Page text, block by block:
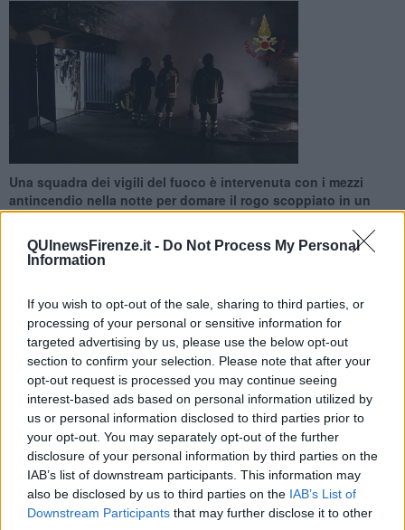
QUInewsFirenze.it - Do Not Process My Personal
Information
If you wish to opt-out of the sale, sharing to third parties, or
processing of your personal or sensitive information for
targeted advertising by us, please use the below opt-out
section to confirm your selection. Please note that after your
opt-out request is processed you may continue seeing
interest-based ads based on personal information utilized by
us or personal information disclosed to third parties prior to
your opt-out. You may separately opt-out of the further
disclosure of your personal information by third parties on the
IAB’s list of downstream participants. This information may
also be disclosed by us to third parties on the IAB’s List of
Downstream Participants that may further disclose it to other
Una squadra dei vigili del fuoco è intervenuta con i mezzi
antincendio nella notte per domare il rogo scoppiato in un
box auto
CALENZANO —Un po' dipaura ma nessuno si è fatto male
nell'incendio divampato nella notte al civico 18 di via Amilcare
Ponchielli. Ad andare in fumo è stato un box.
Sul posto sono arrivati ivigili del fuococon sette uomini e due
mezzi antincendio. L'intervento è durato poco più di un'ora, dalle
una alle 2.20.